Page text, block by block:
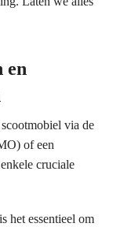
en
via de
of een
cruciale
het essentieel om